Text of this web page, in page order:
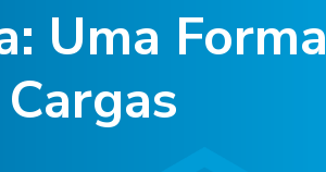
Uma Forma